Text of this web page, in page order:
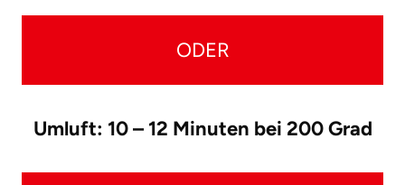
ODER
Umluft: 10 – 12 Minuten bei 200 Grad